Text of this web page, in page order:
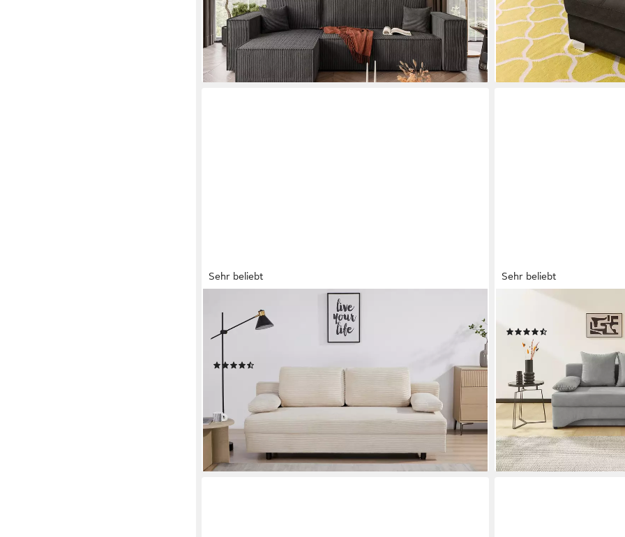
lieferbar in 3 Wochen
+2
-48%
lieferbar in 2 Wochen
Sehr beliebt
Schlafsofa ONNIKO Cord, Breite: 192 cm, Liegefläche
121x192 cm, softer Cord-Bezug, mit Bettfunktion &
-43%
lieferbar - in 5-6 Werktagen bei dir
Sehr beliebt
Ecksofa L-Form, B: 191
299,99 €
-45%
lieferbar - in 5-6 Werktagen
+4